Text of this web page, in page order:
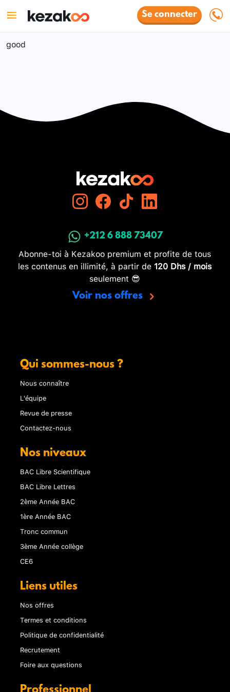
Se connecter
good
+212 6 888 73407
Abonne-toi à Kezakoo premium et profite de tous
les contenus en illimité, à partir de 120 Dhs / mois
seulement 😎
Voir nos offres
Qui sommes-nous ?
Nous connaître
L'équipe
Revue de presse
Contactez-nous
Nos niveaux
BAC Libre Scientifique
BAC Libre Lettres
2ème Année BAC
1ère Année BAC
Tronc commun
3ème Année collège
CE6
Liens utiles
Nos offres
Termes et conditions
Politique de confidentialité
Recrutement
Foire aux questions